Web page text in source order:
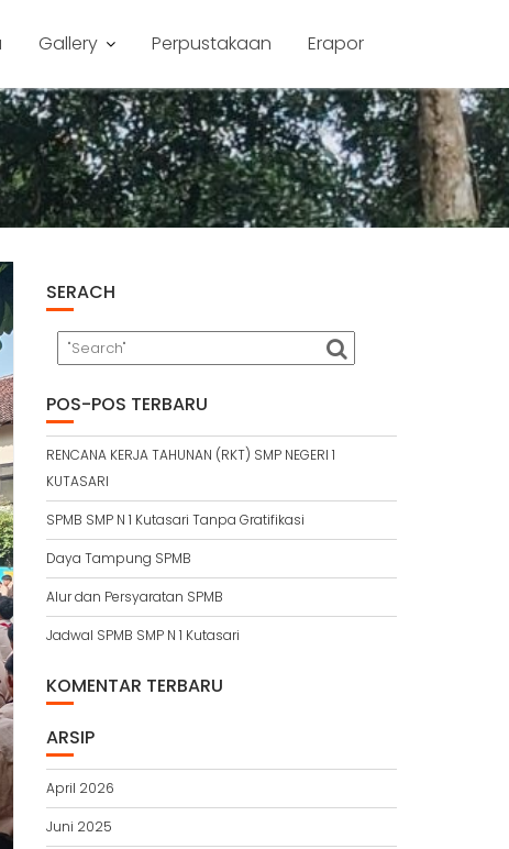
Gallery Perpustakaan Erapor
SERACH
POS-POS TERBARU
RENCANA KERJA TAHUNAN (RKT) SMP NEGERI 1
KUTASARI
SPMB SMP N 1 Kutasari Tanpa Gratifikasi
Daya Tampung SPMB
Alur dan Persyaratan SPMB
Jadwal SPMB SMP N 1 Kutasari
KOMENTAR TERBARU
ARSIP
April 2026
Juni 2025